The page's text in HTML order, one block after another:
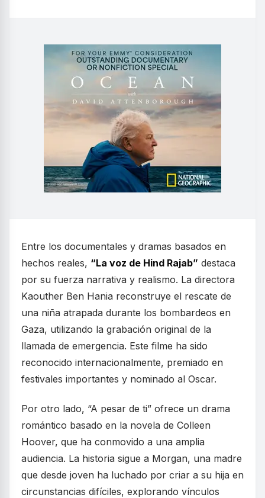
Entre los documentales y dramas basados en
hechos reales, “La voz de Hind Rajab” destaca
por su fuerza narrativa y realismo. La directora
Kaouther Ben Hania reconstruye el rescate de
una niña atrapada durante los bombardeos en
Gaza, utilizando la grabación original de la
llamada de emergencia. Este filme ha sido
reconocido internacionalmente, premiado en
festivales importantes y nominado al Oscar.
Por otro lado, “A pesar de ti” ofrece un drama
romántico basado en la novela de Colleen
Hoover, que ha conmovido a una amplia
audiencia. La historia sigue a Morgan, una madre
que desde joven ha luchado por criar a su hija en
circunstancias difíciles, explorando vínculos